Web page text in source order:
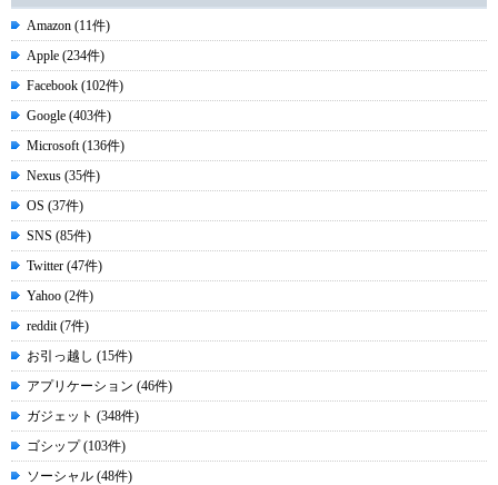
Amazon (11件)
Apple (234件)
Facebook (102件)
Google (403件)
Microsoft (136件)
Nexus (35件)
OS (37件)
SNS (85件)
Twitter (47件)
Yahoo (2件)
reddit (7件)
お引っ越し (15件)
アプリケーション (46件)
ガジェット (348件)
ゴシップ (103件)
ソーシャル (48件)